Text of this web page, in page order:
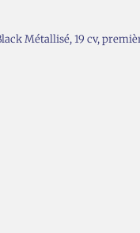
Métallisé, 19 cv,